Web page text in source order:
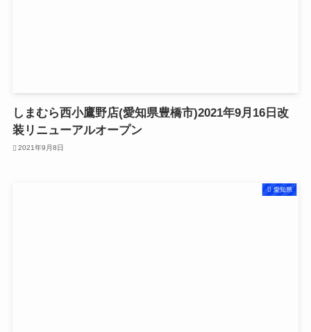
しまむら西小鷹野店(愛知県豊橋市)2021年9月16日改
装リニューアルオープン
2021年9月8日
愛知県